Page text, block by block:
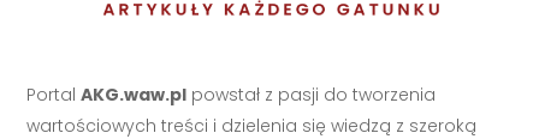
PortalAKG.waw.pl powstał z pasji do tworzenia
wartościowych treści i dzielenia się wiedzą z szeroką